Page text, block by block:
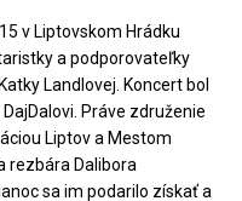
v Liptovskom Hrádku
a podporovateľky
Landlovej. Koncert bol
Práve združenie
Liptov a Mestom
rezbára Dalibora
sa im podarilo získať a